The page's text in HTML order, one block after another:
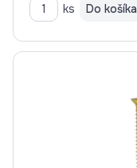
ks Do košíka